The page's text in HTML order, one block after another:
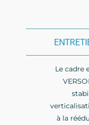
Le cadre
à la